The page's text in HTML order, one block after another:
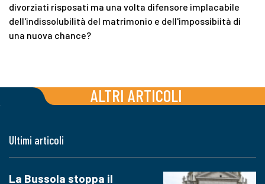
divorziati risposati ma una volta difensore implacabile
dell'indissolubilità del matrimonio e dell'impossibiità di
una nuova chance?
ALTRI ARTICOLI
Ultimi articoli
La Bussola stoppa il